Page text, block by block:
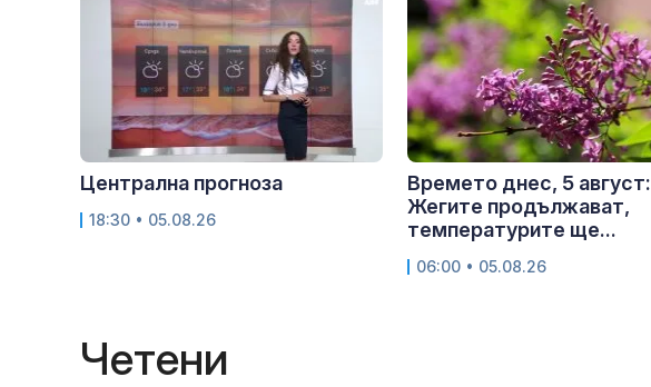
Централна прогноза
18:30 • 05.08.26
Времето днес, 5 август:
Жегите продължават,
температурите ще...
06:00 • 05.08.26
Четени